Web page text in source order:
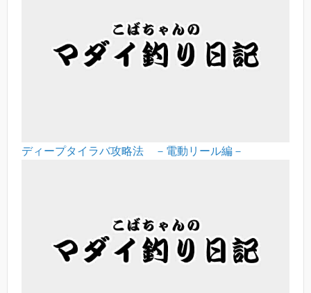
ディープタイラバ攻略法 －電動リール編－